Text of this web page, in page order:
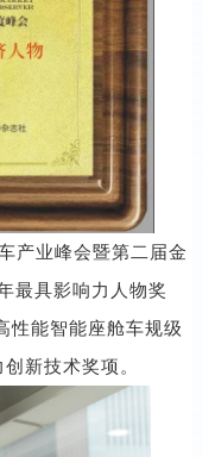
产业峰会暨第二届金
最具影响力人物奖
性能智能座舱车规级
新技术奖项。